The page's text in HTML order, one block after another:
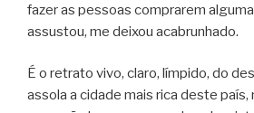
fazer as pessoas comprarem
assustou, me deixou acabrunhado.
É o retrato vivo, claro, límpido, do
assola a cidade mais rica deste país,